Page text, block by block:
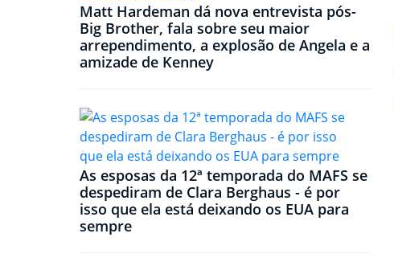
Matt Hardeman dá nova entrevista pós-
Big Brother, fala sobre seu maior
arrependimento, a explosão de Angela e a
amizade de Kenney
As esposas da 12ª temporada do MAFS se
despediram de Clara Berghaus - é por
isso que ela está deixando os EUA para
sempre